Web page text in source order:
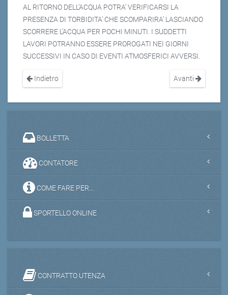
AL RITORNO DELL’ACQUA POTRA’ VERIFICARSI LA
PRESENZA DI TORBIDITA’ CHE SCOMPARIRA’ LASCIANDO
SCORRERE L’ACQUA PER POCHI MINUTI. I SUDDETTI
LAVORI POTRANNO ESSERE PROROGATI NEI GIORNI
SUCCESSIVI IN CASO DI EVENTI ATMOSFERICI AVVERSI.
Indietro Avanti
BOLLETTA
CONTATORE
COME FARE PER...
SPORTELLO ONLINE
CONTRATTO UTENZA